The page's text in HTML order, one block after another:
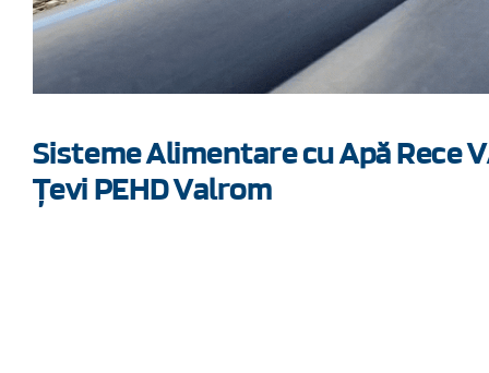
Sisteme Alimentare cu Apă Rece
Țevi PEHD Valrom